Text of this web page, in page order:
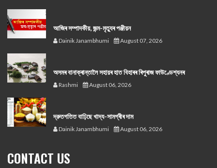
আজিৰ সম্পাদকীয়, জন্ম-মৃত্যুৰ পঞ্জীয়ন
Dainik Janambhumi August 07, 2026
অসমৰ বানাক্ৰান্তালৈ সহায়ৰ হাত বিহাৰৰ ৰিপুৰাজ ফাউণ্ডেশ্যনৰ
Rashmi August 06, 2026
দ্রুতগতিত বাঢ়িছে খাদ্য-সামগ্ৰীৰ দাম
Dainik Janambhumi August 06, 2026
CONTACT US